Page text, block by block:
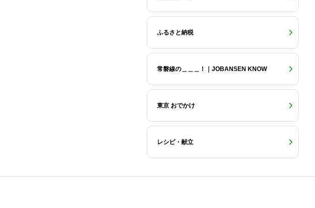
ふるさと納税
常磐線の＿＿＿！｜JOBANSEN KNOW
東京 おでかけ
レシピ・献立